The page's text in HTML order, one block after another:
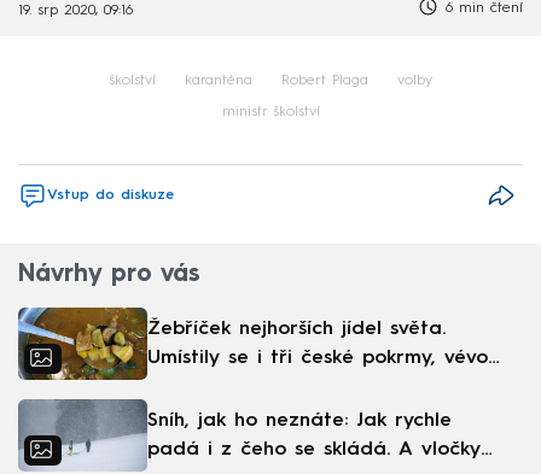
19. srp 2020, 09:16 6 min čtení
školství karanténa Robert Plaga volby
ministr školství
Vstup do diskuze
Návrhy pro vás
Žebříček nejhorších jídel světa.
Umístily se i tři české pokrmy, vévodí
Sníh, jak ho neznáte: Jak rychle
padá i z čeho se skládá. A vločky